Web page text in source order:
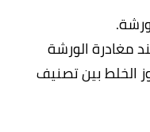
مغادرة الورشة
الخلط بين تصنيف